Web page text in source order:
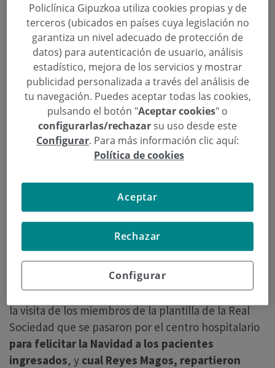
recibieron con muchas ganas y felicidad la
presencia de los jugadores y les dieron una
energía extra a su recuperación.
Donostia-San Sebastián, 16 de diciembre de
Los pacientes de Policlínica Gipuzkoa vivieron
una tarde de lo más divertida y diferente, gracias a
la visita de los miembros de la plantilla de la Real
Sociedad que se pasaron por el centro hospitalario
para felicitar la Navidad a los pacientes
ingresados, y cual Reyes Magos, repartieron
Policlínica Gipuzkoa utiliza cookies propias y de
terceros (ubicados en países cuya legislación no
garantiza un nivel adecuado de protección de
datos) para autenticación de usuario, análisis
estadístico, mejora de los servicios y mostrar
publicidad personalizada a través del análisis de
tu navegación. Puedes aceptar todas las cookies,
pulsando el botón "Aceptar cookies" o
configurarlas/rechazarsu uso desde este
Configurar. Para más información clic aquí:
Política de cookies
Configurar
Rechazar
Aceptar